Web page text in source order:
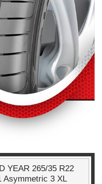
YEAR 265/35 R22
Asymmetric 3 XL